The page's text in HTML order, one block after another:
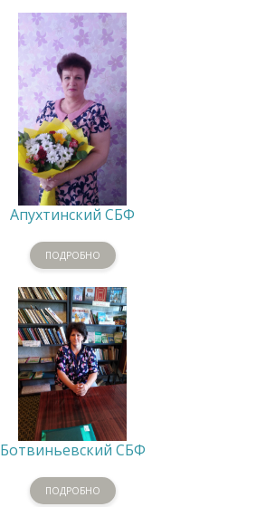
Апухтинский СБФ
ПОДРОБНО
Ботвиньевский СБФ
ПОДРОБНО